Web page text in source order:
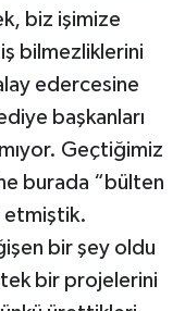
biz işimize
bilmezliklerini
edercesine
başkanları
Geçtiğimiz
burada “bülten
etmiştik.
bir şey oldu
tek bir projelerini